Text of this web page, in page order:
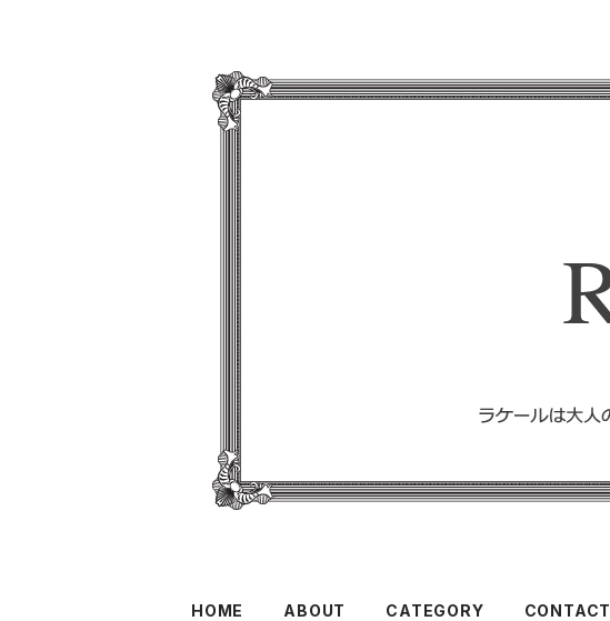
HOME ABOUT CATEGORY CONTACT